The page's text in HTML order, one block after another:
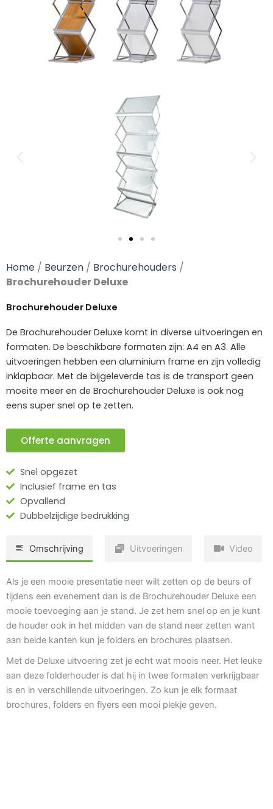
Home / Beurzen / Brochurehouders /
Brochurehouder Deluxe
Brochurehouder Deluxe
De Brochurehouder Deluxe komt in diverse uitvoeringen en
formaten. De beschikbare formaten zijn: A4 en A3. Alle
uitvoeringen hebben een aluminium frame en zijn volledig
inklapbaar. Met de bijgeleverde tas is de transport geen
moeite meer en de Brochurehouder Deluxe is ook nog
eens super snel op te zetten.
Offerte aanvragen
Snel opgezet
Inclusief frame en tas
Opvallend
Dubbelzijdige bedrukking
Omschrijving Uitvoeringen Video
Als je een mooie presentatie neer wilt zetten op de beurs of
tijdens een evenement dan is de Brochurehouder Deluxe een
mooie toevoeging aan je stand. Je zet hem snel op en je kunt
de houder ook in het midden van de stand neer zetten want
aan beide kanten kun je folders en brochures plaatsen.
Met de Deluxe uitvoering zet je echt wat moois neer. Het leuke
aan deze folderhouder is dat hij in twee formaten verkrijgbaar
is en in verschillende uitvoeringen. Zo kun je elk formaat
brochures, folders en flyers een mooi plekje geven.